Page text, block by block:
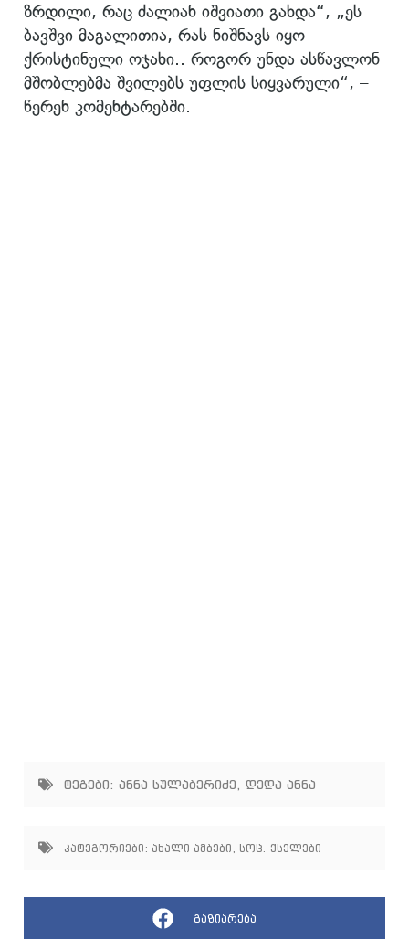
ზრდილი, რაც ძალიან იშვიათი გახდა“, „ეს
ბავშვი მაგალითია, რას ნიშნავს იყო
ქრისტინული ოჯახი.. როგორ უნდა ასწავლონ
მშობლებმა შვილებს უფლის სიყვარული“, –
წერენ კომენტარებში.
ტეგები: ანნა სულაბერიძე, დედა ანნა
კატეგორიები: ახალი ამბები სოც. ქსელები
გაზიარება